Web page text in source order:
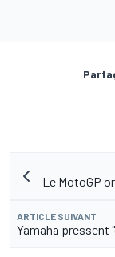
Le MotoGP
ARTICLE SUIVANT
Yamaha pressent